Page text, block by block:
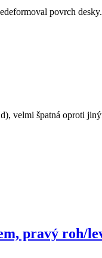
povrch
velmi špatná oproti
pravý roh/